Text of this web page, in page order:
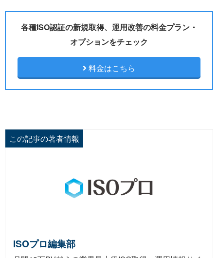
各種ISO認証の新規取得、運用改善の料金プラン・
オプションをチェック
料金はこちら
この記事の著者情報
ISOプロ編集部